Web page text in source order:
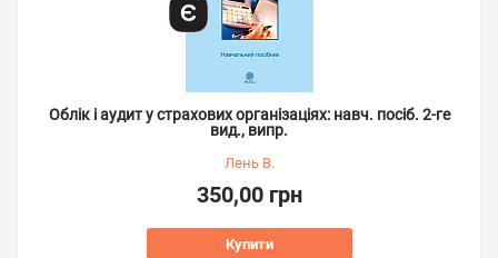
Облік і аудит у страхових організаціях: навч. посіб. 2-ге
вид., випр.
Лень В.
350,00 грн
Купити